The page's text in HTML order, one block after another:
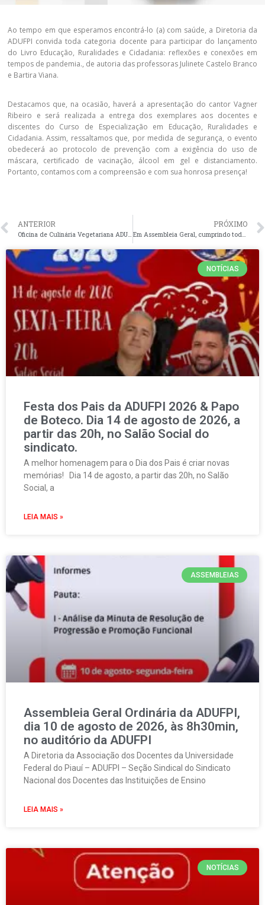
Ao tempo em que esperamos encontrá-lo (a) com saúde, a Diretoria da
ADUFPI convida toda categoria docente para participar do lançamento
do Livro Educação, Ruralidades e Cidadania: reflexões e conexões em
tempos de pandemia., de autoria das professoras Julinete Castelo Branco
e Bartira Viana.
Destacamos que, na ocasião, haverá a apresentação do cantor Vagner
Ribeiro e será realizada a entrega dos exemplares aos docentes e
discentes do Curso de Especialização em Educação, Ruralidades e
Cidadania. Assim, ressaltamos que, por medida de segurança, o evento
obedecerá ao protocolo de prevenção com a exigência do uso de
máscara, certificado de vacinação, álcool em gel e distanciamento.
Portanto, contamos com a compreensão e com sua honrosa presença!
ANTERIOR
Oficina de Culinária Vegetariana ADUFPI
PRÓXIMO
Em Assembleia Geral, cumprindo todos os protocolos de segurança, categoria docente aprova regulamento para o processo eleitoral da nova diretoria do sindicato para o biênio 2022/2024
NOTÍCIAS
Festa dos Pais da ADUFPI 2026 & Papo
de Boteco. Dia 14 de agosto de 2026, a
partir das 20h, no Salão Social do
sindicato.
A melhor homenagem para o Dia dos Pais é criar novas
memórias! Dia 14 de agosto, a partir das 20h, no Salão
Social, a
LEIA MAIS »
ASSEMBLEIAS
Assembleia Geral Ordinária da ADUFPI,
dia 10 de agosto de 2026, às 8h30min,
no auditório da ADUFPI
A Diretoria da Associação dos Docentes da Universidade
Federal do Piauí – ADUFPI – Seção Sindical do Sindicato
Nacional dos Docentes das Instituições de Ensino
LEIA MAIS »
NOTÍCIAS